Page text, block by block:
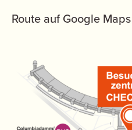
Route auf Google